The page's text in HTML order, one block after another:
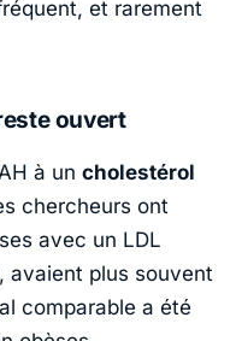
et rarement
ouvert
à un cholestérol
chercheurs ont
avec un LDL
avaient plus souvent
comparable a été